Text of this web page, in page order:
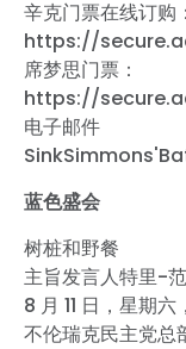
辛克门票在线订购：
https://
席梦思门票：
https://
电子邮件
蓝色盛会
树桩和野餐
主旨发言人特里-
8 月 11 日，星期
不伦瑞克民主党总